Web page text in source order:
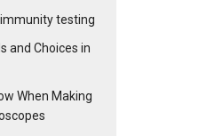
testing
and Choices in
When Making